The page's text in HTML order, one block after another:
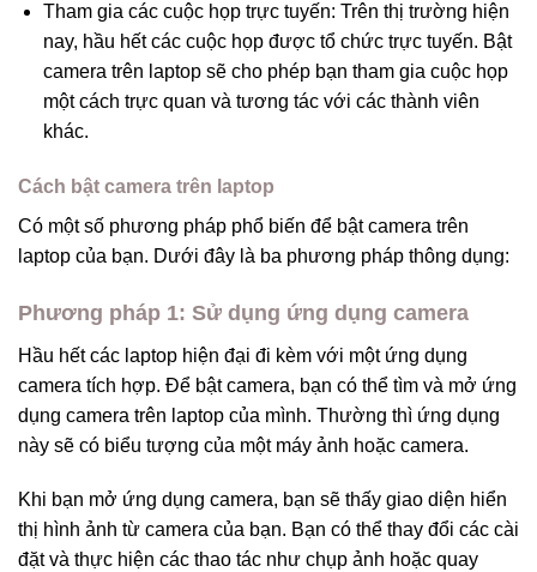
Tham gia các cuộc họp trực tuyến: Trên thị trường hiện
nay, hầu hết các cuộc họp được tổ chức trực tuyến. Bật
camera trên laptop sẽ cho phép bạn tham gia cuộc họp
một cách trực quan và tương tác với các thành viên
khác.
Cách bật camera trên laptop
Có một số phương pháp phổ biến để bật camera trên
laptop của bạn. Dưới đây là ba phương pháp thông dụng:
Phương pháp 1: Sử dụng ứng dụng camera
Hầu hết các laptop hiện đại đi kèm với một ứng dụng
camera tích hợp. Để bật camera, bạn có thể tìm và mở ứng
dụng camera trên laptop của mình. Thường thì ứng dụng
này sẽ có biểu tượng của một máy ảnh hoặc camera.
Khi bạn mở ứng dụng camera, bạn sẽ thấy giao diện hiển
thị hình ảnh từ camera của bạn. Bạn có thể thay đổi các cài
đặt và thực hiện các thao tác như chụp ảnh hoặc quay